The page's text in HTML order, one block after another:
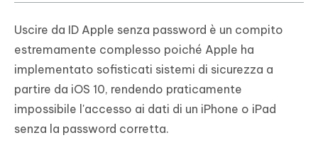
Uscire da ID Apple senza password è un compito
estremamente complesso poiché Apple ha
implementato sofisticati sistemi di sicurezza a
partire da iOS 10, rendendo praticamente
impossibile l'accesso ai dati di un iPhone o iPad
senza la password corretta.